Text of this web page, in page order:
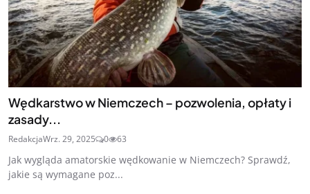
Wędkarstwo w Niemczech – pozwolenia, opłaty i
zasady...
RedakcjaWrz. 29, 2025 0 63
Jak wygląda amatorskie wędkowanie w Niemczech? Sprawdź,
jakie są wymagane poz...